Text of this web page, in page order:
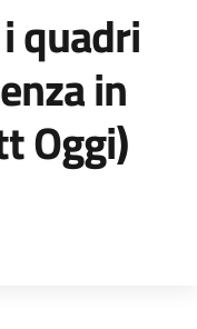
quadri
in
Oggi)